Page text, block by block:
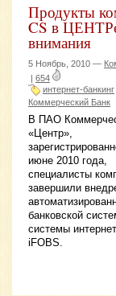
Продукты
CS в
внимания
5 Ноябрь, 2010 —
| 654
интернет-банкинг
Коммерческий Банк
В ПАО
«Центр»,
июне 2010 года,
специалисты
завершили
банковской
системы
iFOBS.